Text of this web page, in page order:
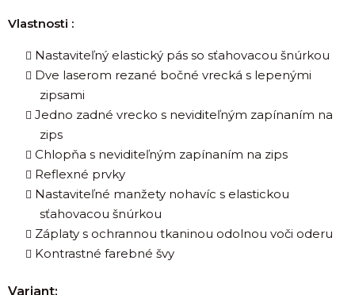
Vlastnosti :
Nastaviteľný elastický pás so sťahovacou šnúrkou
Dve laserom rezané bočné vrecká s lepenými
zipsami
Jedno zadné vrecko s neviditeľným zapínaním na
zips
Chlopňa s neviditeľným zapínaním na zips
Reflexné prvky
Nastaviteľné manžety nohavíc s elastickou
sťahovacou šnúrkou
Záplaty s ochrannou tkaninou odolnou voči oderu
Kontrastné farebné švy
Variant: